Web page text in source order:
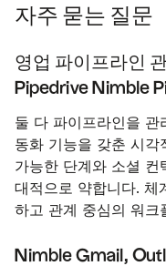
자주 묻는 질문
영업 파이프라인
Pipedrive Nimble
둘 다 파이프라인을
동화 기능을 갖춘 시각
가능한 단계와 소셜
대적으로 약합니다. 체
하고 관계 중심의 워크
Nimble Gmail,